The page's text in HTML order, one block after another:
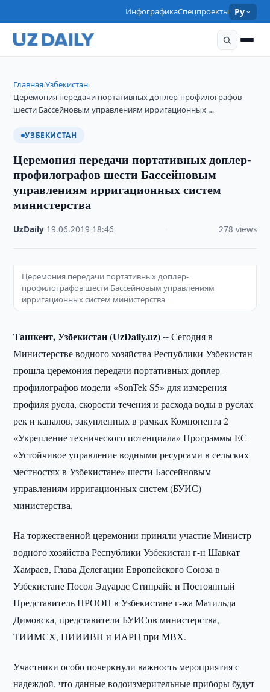
ИнфографикаСпецпроекты Ру
Главная›Узбекистан›
Церемония передачи портативных доплер-профилографов
шести Бассейновым управлениям ирригационных …
УЗБЕКИСТАН
Церемония передачи портативных доплер-
профилографов шести Бассейновым
управлениям ирригационных систем
министерства
UzDaily 19.06.2019 18:46 278 views
Церемония передачи портативных доплер-
профилографов шести Бассейновым управлениям
ирригационных систем министерства
Ташкент, Узбекистан (UzDaily.uz) --Сегодня в
Министерстве водного хозяйства Республики Узбекистан
прошла церемония передачи портативных доплер-
профилографов модели «SоnTek S5» для измерения
профиля русла, скорости течения и расхода воды в руслах
рек и каналов, закупленных в рамках Компонента 2
«Укрепление технического потенциала» Программы ЕС
«Устойчивое управление водными ресурсами в сельских
местностях в Узбекистане» шести Бассейновым
управлениям ирригационных систем (БУИС)
министерства.
На торжественной церемонии приняли участие Министр
водного хозяйства Республики Узбекистан г-н Шавкат
Хамраев, Глава Делегации Европейского Союза в
Узбекистане Посол Эдуардс Стипрайс и Постоянный
Представитель ПРООН в Узбекистане г-жа Матильда
Димовска, представители БУИСов министерства,
ТИИМСХ, НИИИВП и ИАРЦ при МВХ.
Участники особо почеркнули важность мероприятия с
надеждой, что данные водоизмерительные приборы будут